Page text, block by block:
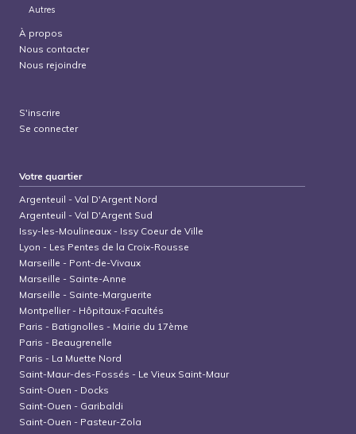
Autres
À propos
Nous contacter
Nous rejoindre
S'inscrire
Se connecter
Votre quartier
Argenteuil -Val D'Argent Nord
Argenteuil -Val D'Argent Sud
Issy-les-Moulineaux - Issy Coeur de Ville
Lyon - Les Pentes de la Croix-Rousse
Marseille - Pont-de-Vivaux
Marseille - Sainte-Anne
Marseille - Sainte-Marguerite
Montpellier- Hôpitaux-Facultés
Paris - Batignolles - Mairie du 17ème
Paris - Beaugrenelle
Paris - La Muette Nord
Saint-Maur-des-Fossés - Le Vieux Saint-Maur
Saint-Ouen - Docks
Saint-Ouen - Garibaldi
Saint-Ouen - Pasteur-Zola